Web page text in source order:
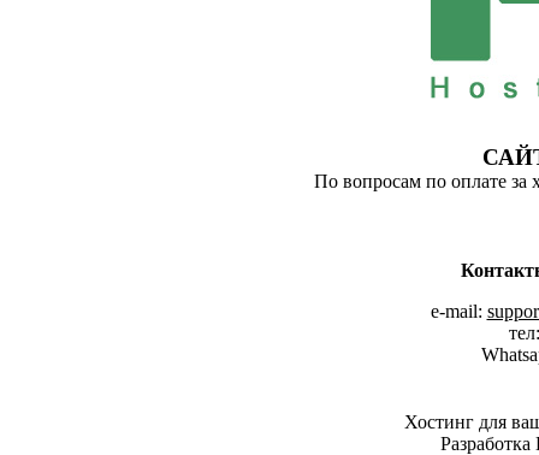
По вопросам по оплате за
e-mail:
Хостинг для